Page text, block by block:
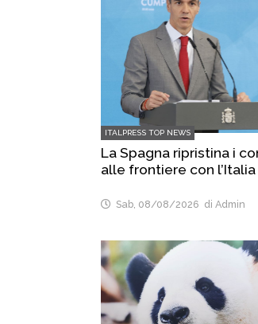
ITALPRESS TOP NEWS
La Spagna ripristina i
alle frontiere con l’Italia
Sab, 08/08/2026 di Admin